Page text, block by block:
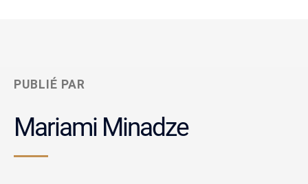
PUBLIÉ PAR
Mariami Minadze